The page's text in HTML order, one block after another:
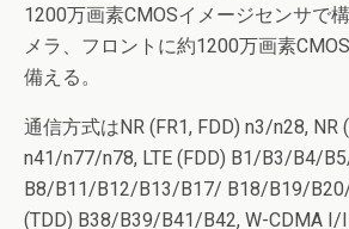
1200万画素CMOSイメージセンサで
メラ、フロントに約1200万画素
備える。
通信方式はNR (FR1, FDD) n3/n28, NR
n41/n77/n78, LTE (FDD) B1/B3/B4/
B8/B11/B12/B13/B17/ B18/B19/
(TDD) B38/B39/B41/B42, W-CDMA I/